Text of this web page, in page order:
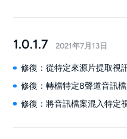
1.0.1.7 2021年7月13日
修復：從特定來源片提取視
修復：轉檔特定8聲道音訊
修復：將音訊檔案混入特定